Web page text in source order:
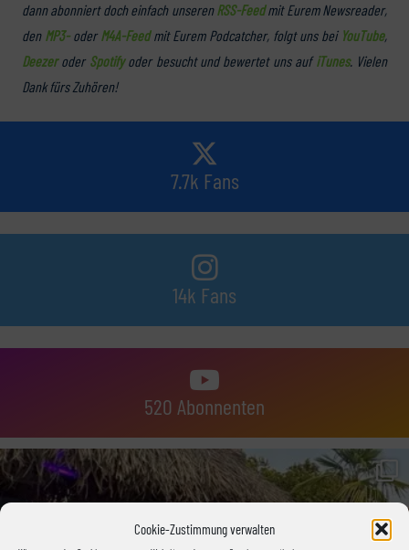
Cookie-Zustimmung verwalten
dann abonniert doch einfach unserenRSS-Feedmit Eurem Newsreader,
den MP3-oder M4A-Feedmit Eurem Podcatcher, folgt uns bei YouTube,
Deezeroder Spotifyoder besucht und bewertet uns aufiTunes. Vielen
Dank fürs Zuhören!
7.7k Fans
14k Fans
520 Abonnenten